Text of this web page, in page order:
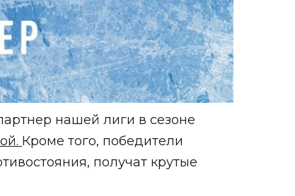
нашей лиги в сезоне
Кроме того, победители
получат крутые